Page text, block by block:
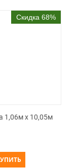
Скидка 68%
1,06м х 10,05м